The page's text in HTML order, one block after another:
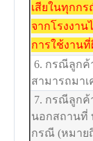
เสียในทุกก
จากโรงงา
การใช้งานที่
6. กรณีลูกค้
สามารถมา
7. กรณีลูกค้
นอกสถานที่
กรณี (หมาย